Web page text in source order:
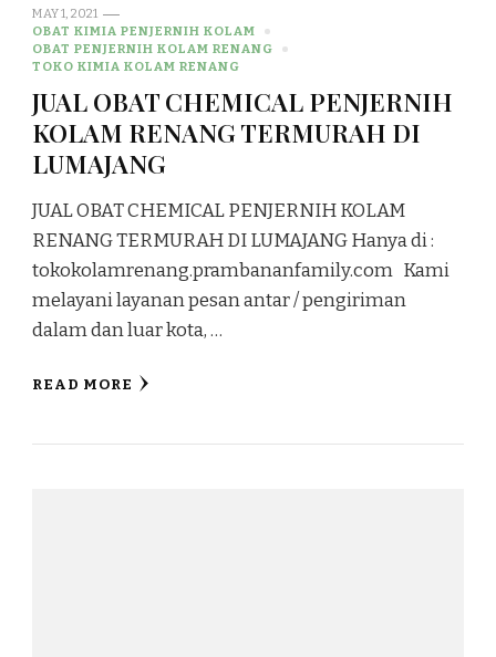
MAY 1, 2021
OBAT KIMIA PENJERNIH KOLAM
OBAT PENJERNIH KOLAM RENANG
TOKO KIMIA KOLAM RENANG
JUAL OBAT CHEMICAL PENJERNIH
KOLAM RENANG TERMURAH DI
LUMAJANG
JUAL OBAT CHEMICAL PENJERNIH KOLAM
RENANG TERMURAH DI LUMAJANG Hanya di :
tokokolamrenang.prambananfamily.com Kami
melayani layanan pesan antar / pengiriman
dalam dan luar kota, …
READ MORE